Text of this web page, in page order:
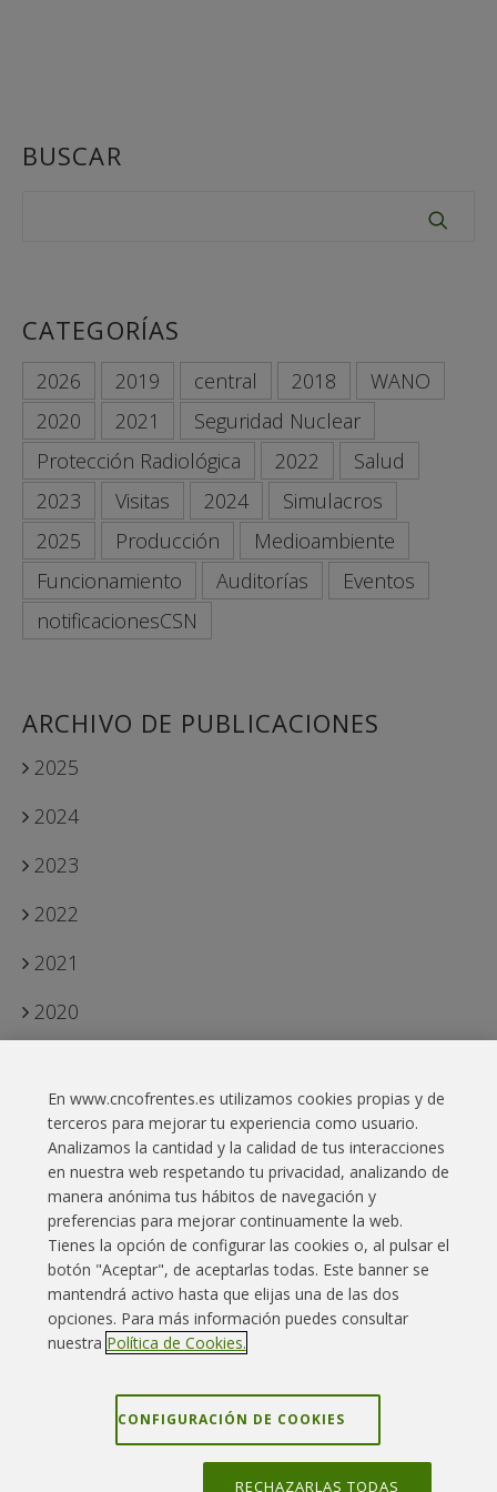
BUSCAR
CATEGORÍAS
2026 2019 central 2018
WANO
2020
2021
Seguridad Nuclear
Protección Radiológica
2022
Salud
2023
Visitas 2024
Simulacros
2025
Producción
Medioambiente
Funcionamiento
Auditorías
Eventos
notificacionesCSN
ARCHIVO DE PUBLICACIONES
2025
2024
2023
2022
2021
2020
2018
Enlaces interés Contacto Aviso legal
Política Cookies Política privacidad Mapa web
En www.cncofrentes.es utilizamos cookies propias y de
terceros para mejorar tu experiencia como usuario.
Analizamos la cantidad y la calidad de tus interacciones
en nuestra web respetando tu privacidad, analizando de
manera anónima tus hábitos de navegación y
preferencias para mejorar continuamente la web.
Tienes la opción de configurar las cookies o, al pulsar el
botón "Aceptar", de aceptarlas todas. Este banner se
mantendrá activo hasta que elijas una de las dos
opciones. Para más información puedes consultar
nuestra Política de Cookies.
CONFIGURACIÓN DE COOKIES
RECHAZARLAS TODAS